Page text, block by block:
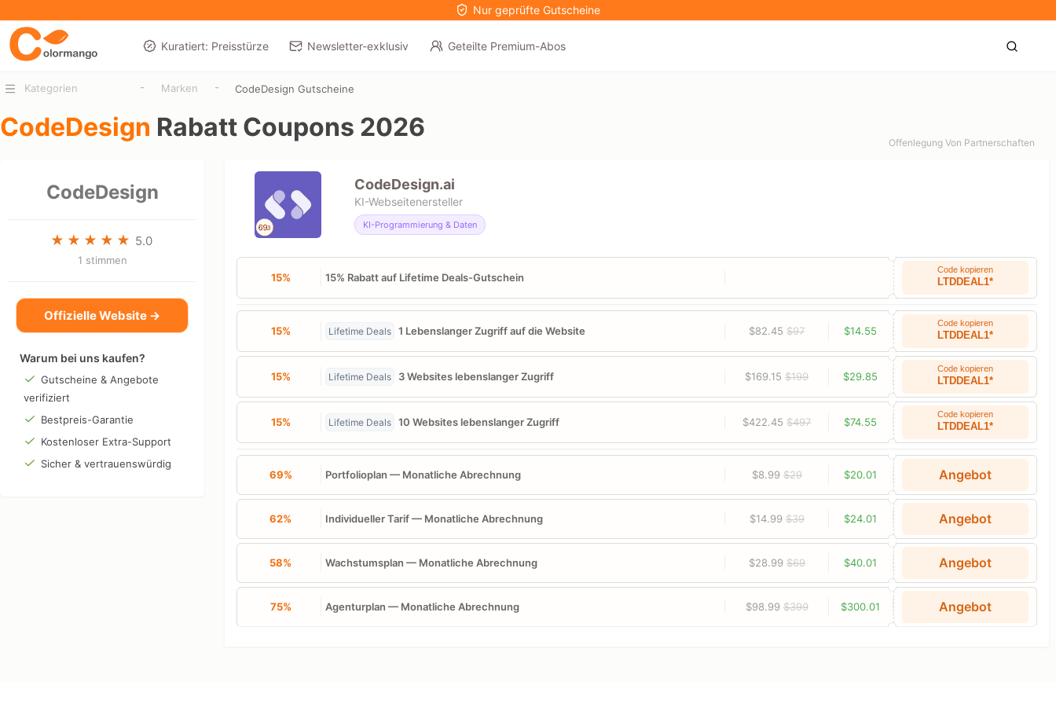
Nur geprüfte Gutscheine
Kuratiert: Preisstürze Newsletter-exklusiv Geteilte Premium-Abos
Kategorien - Marken - CodeDesign Gutscheine
CodeDesign Rabatt Coupons 2026
Offenlegung Von Partnerschaften
CodeDesign
5.0
1 stimmen
Offizielle Website →
Warum bei uns kaufen?
Gutscheine & Angebote
verifiziert
Bestpreis-Garantie
Kostenloser Extra-Support
Sicher & vertrauenswürdig
CodeDesign.ai
KI-Webseitenersteller
KI-Programmierung & Daten
15% 15% Rabatt auf Lifetime Deals-Gutschein
Code kopieren
LTDDEAL1*
15% Lifetime Deals 1 Lebenslanger Zugriff auf die Website $82.45$97 $14.55
Code kopieren
LTDDEAL1*
15% Lifetime Deals 3 Websites lebenslanger Zugriff $169.15$199 $29.85
Code kopieren
LTDDEAL1*
15% Lifetime Deals 10 Websites lebenslanger Zugriff $422.45$497 $74.55
Code kopieren
LTDDEAL1*
69% Portfolioplan — Monatliche Abrechnung $8.99 $29 $20.01 Angebot
62% Individueller Tarif — Monatliche Abrechnung $14.99 $39 $24.01 Angebot
58% Wachstumsplan — Monatliche Abrechnung $28.99 $69 $40.01 Angebot
75% Agenturplan — Monatliche Abrechnung $98.99 $399 $300.01 Angebot